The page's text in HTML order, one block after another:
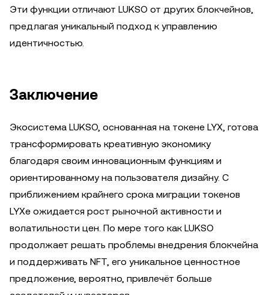
Эти функции отличают LUKSO от других блокчейнов,
предлагая уникальный подход к управлению
идентичностью.
Заключение
Экосистема LUKSO, основанная на токене LYX, готова
трансформировать креативную экономику
благодаря своим инновационным функциям и
ориентированному на пользователя дизайну. С
приближением крайнего срока миграции токенов
LYXe ожидается рост рыночной активности и
волатильности цен. По мере того как LUKSO
продолжает решать проблемы внедрения блокчейна
и поддерживать NFT, его уникальное ценностное
предложение, вероятно, привлечёт больше